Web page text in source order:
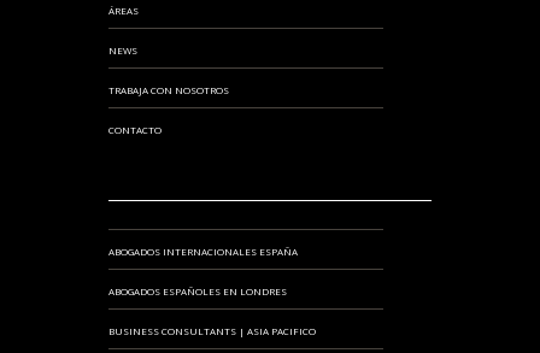
ÁREAS
NEWS
TRABAJA CON NOSOTROS
CONTACTO
ABOGADOS INTERNACIONALES ESPAÑA
ABOGADOS ESPAÑOLES EN LONDRES
BUSINESS CONSULTANTS | ASIA PACIFICO